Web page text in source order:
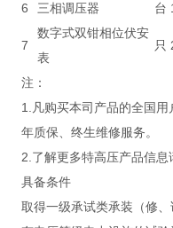
6 三相调压器 台
7
数字式双钳相位伏安
表
只
注：
1.凡购买本司产品的全国
年质保、终生维修服务。
2.了解更多特高压产品信息
具备条件
取得一级承试类承装（修